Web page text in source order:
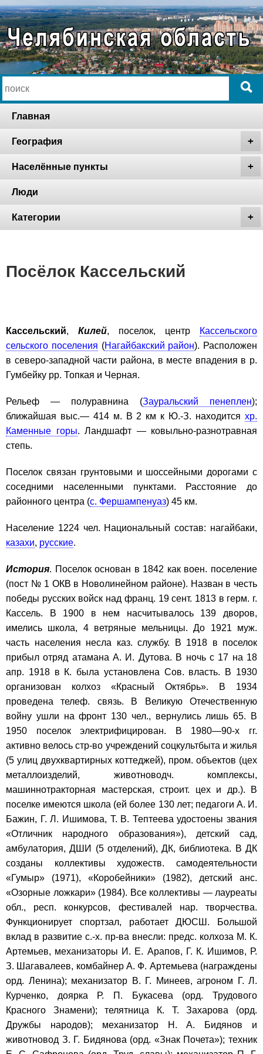
Главная
География
Населённые пункты
Люди
Категории
Посёлок Кассельский
Кассельский, Килей, поселок, центр
Кассельского
сельского поселения (Нагайбакский район). Расположен
в северо-западной части района, в месте впадения в р.
Гумбейку рр. Топкая и Черная.
Рельеф — полуравнина (Зауральский пенеплен);
ближайшая выс.— 414 м. В 2 км к Ю.-З. находится хр.
Каменные горы. Ландшафт — ковыльно-разнотравная
степь.
Поселок связан грунтовыми и шоссейными дорогами с
соседними населенными пунктами. Расстояние до
районного центра (с. Фершампенуаз) 45 км.
Население 1224 чел. Национальный состав: нагайбаки,
казахи, русские.
История. Поселок основан в 1842 как воен. поселение
(пост № 1 ОКВ в Новолинейном районе). Назван в честь
победы русских войск над франц. 19 сент. 1813 в герм. г.
Кассель. В 1900 в нем насчитывалось 139 дворов,
имелись школа, 4 ветряные мельницы. До 1921 муж.
часть населения несла каз. службу. В 1918 в поселок
прибыл отряд атамана А. И. Дутова. В ночь с 17 на 18
апр. 1918 в К. была установлена Сов. власть. В 1930
организован колхоз «Красный Октябрь». В 1934
проведена телеф. связь. В Великую Отечественную
войну ушли на фронт 130 чел., вернулись лишь 65. В
1950 поселок электрифицирован. В 1980—90-х гг.
активно велось стр-во учреждений соцкультбыта и жилья
(5 улиц двухквартирных коттеджей), пром. объектов (цех
металлоизделий, животноводч. комплексы,
машиннотракторная мастерская, строит. цех и др.). В
поселке имеются школа (ей более 130 лет; педагоги А. И.
Бажин, Г. Л. Ишимова, Т. В. Тептеева удостоены звания
«Отличник народного образования»), детский сад,
амбулатория, ДШИ (5 отделений), ДК, библиотека. В ДК
созданы коллективы художеств. самодеятельности
«Гумыр» (1971), «Коробейники» (1982), детский анс.
«Озорные ложкари» (1984). Все коллективы — лауреаты
обл., респ. конкурсов, фестивалей нар. творчества.
Функционирует спортзал, работает ДЮСШ. Большой
вклад в развитие с.-х. пр-ва внесли: предс. колхоза М. К.
Артемьев, механизаторы И. Е. Арапов, Г. К. Ишимов, Р.
З. Шагавалеев, комбайнер А. Ф. Артемьева (награждены
орд. Ленина); механизатор В. Г. Минеев, агроном Г. Л.
Курченко, доярка Р. П. Букасева (орд. Трудового
Красного Знамени); телятница К. Т. Захарова (орд.
Дружбы народов); механизатор Н. А. Бидянов и
животновод З. Г. Бидянова (орд. «Знак Почета»); техник